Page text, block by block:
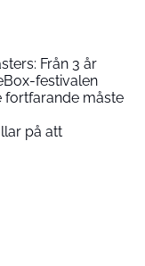
Från 3 år
festivalen
fortfarande måste
på att